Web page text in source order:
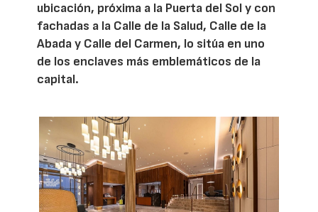
ubicación, próxima a la Puerta del Sol y con
fachadas a la Calle de la Salud, Calle de la
Abada y Calle del Carmen, lo sitúa en uno
de los enclaves más emblemáticos de la
capital.